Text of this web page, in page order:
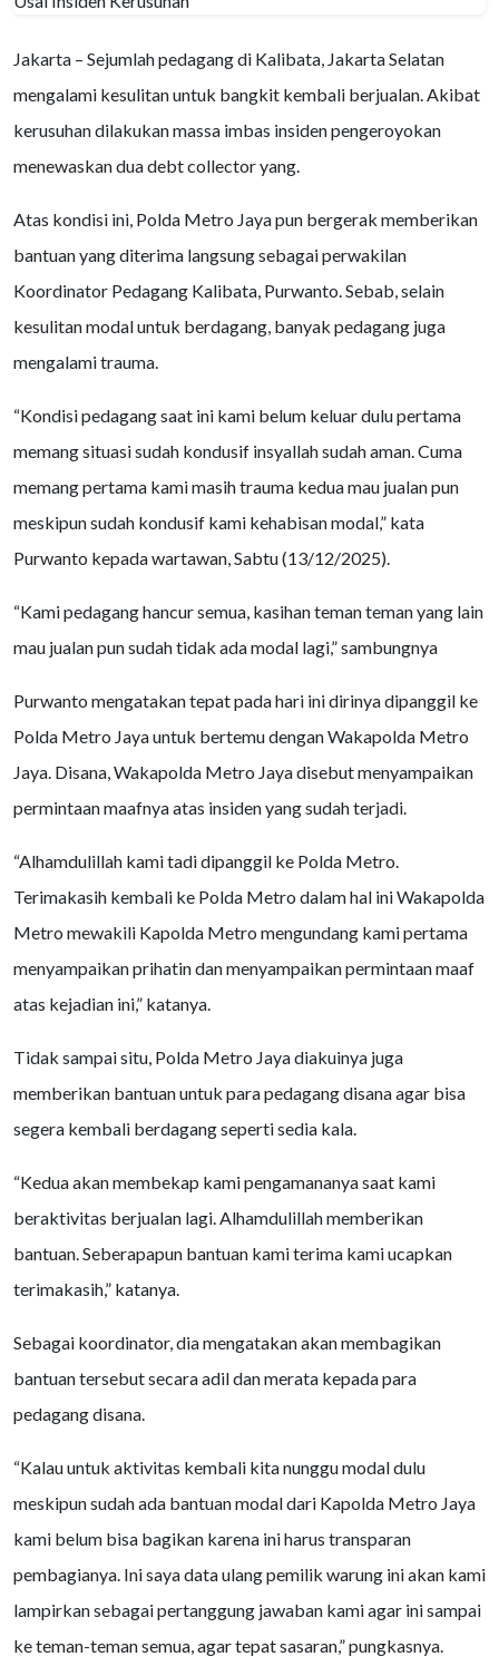
Jakarta – Sejumlah pedagang di Kalibata, Jakarta Selatan
mengalami kesulitan untuk bangkit kembali berjualan. Akibat
kerusuhan dilakukan massa imbas insiden pengeroyokan
menewaskan dua debt collector yang.
Atas kondisi ini, Polda Metro Jaya pun bergerak memberikan
bantuan yang diterima langsung sebagai perwakilan
Koordinator Pedagang Kalibata, Purwanto. Sebab, selain
kesulitan modal untuk berdagang, banyak pedagang juga
mengalami trauma.
“Kondisi pedagang saat ini kami belum keluar dulu pertama
memang situasi sudah kondusif insyallah sudah aman. Cuma
memang pertama kami masih trauma kedua mau jualan pun
meskipun sudah kondusif kami kehabisan modal,” kata
Purwanto kepada wartawan, Sabtu (13/12/2025).
“Kami pedagang hancur semua, kasihan teman teman yang lain
mau jualan pun sudah tidak ada modal lagi,” sambungnya
Purwanto mengatakan tepat pada hari ini dirinya dipanggil ke
Polda Metro Jaya untuk bertemu dengan Wakapolda Metro
Jaya. Disana, Wakapolda Metro Jaya disebut menyampaikan
permintaan maafnya atas insiden yang sudah terjadi.
“Alhamdulillah kami tadi dipanggil ke Polda Metro.
Terimakasih kembali ke Polda Metro dalam hal ini Wakapolda
Metro mewakili Kapolda Metro mengundang kami pertama
menyampaikan prihatin dan menyampaikan permintaan maaf
atas kejadian ini,” katanya.
Tidak sampai situ, Polda Metro Jaya diakuinya juga
memberikan bantuan untuk para pedagang disana agar bisa
segera kembali berdagang seperti sedia kala.
“Kedua akan membekap kami pengamananya saat kami
beraktivitas berjualan lagi. Alhamdulillah memberikan
bantuan. Seberapapun bantuan kami terima kami ucapkan
terimakasih,” katanya.
Sebagai koordinator, dia mengatakan akan membagikan
bantuan tersebut secara adil dan merata kepada para
pedagang disana.
“Kalau untuk aktivitas kembali kita nunggu modal dulu
meskipun sudah ada bantuan modal dari Kapolda Metro Jaya
kami belum bisa bagikan karena ini harus transparan
pembagianya. Ini saya data ulang pemilik warung ini akan kami
lampirkan sebagai pertanggung jawaban kami agar ini sampai
ke teman-teman semua, agar tepat sasaran,” pungkasnya.